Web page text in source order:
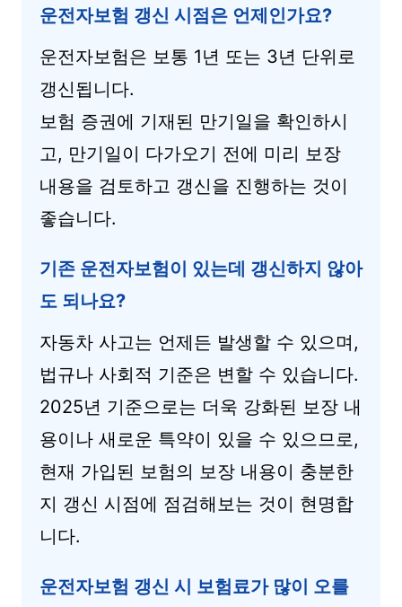
운전자보험 갱신 시점은 언제인가요?
운전자보험은 보통 1년 또는 3년 단위로
갱신됩니다.
보험 증권에 기재된 만기일을 확인하시
고, 만기일이 다가오기 전에 미리 보장
내용을 검토하고 갱신을 진행하는 것이
좋습니다.
기존 운전자보험이 있는데 갱신하지 않아
도 되나요?
자동차 사고는 언제든 발생할 수 있으며,
법규나 사회적 기준은 변할 수 있습니다.
2025년 기준으로는 더욱 강화된 보장 내
용이나 새로운 특약이 있을 수 있으므로,
현재 가입된 보험의 보장 내용이 충분한
지 갱신 시점에 점검해보는 것이 현명합
니다.
운전자보험 갱신 시 보험료가 많이 오를